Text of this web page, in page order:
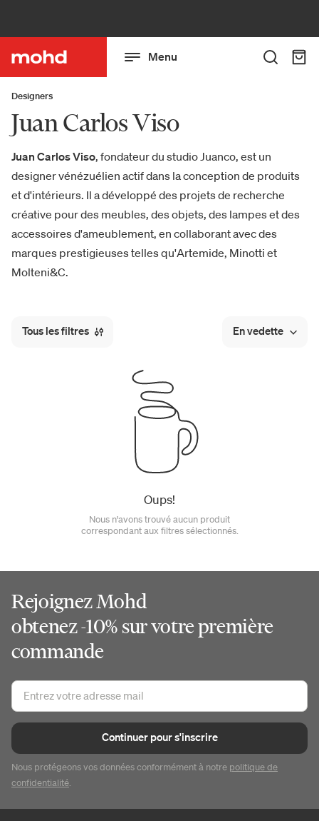
Menu
Designers
Juan Carlos Viso
Juan Carlos Viso, fondateur du studio Juanco, est un
designer vénézuélien actif dans la conception de produits
et d'intérieurs. Il a développé des projets de recherche
créative pour des meubles, des objets, des lampes et des
accessoires d'ameublement, en collaborant avec des
marques prestigieuses telles qu'Artemide, Minotti et
Molteni&C.
Tous les filtres En vedette
Oups!
Nous n'avons trouvé aucun produit
correspondant aux filtres sélectionnés.
Rejoignez Mohd
obtenez -10% sur votre première
commande
Continuer pour s'inscrire
Nous protégeons vos données conformément à notre politique de
confidentialité.